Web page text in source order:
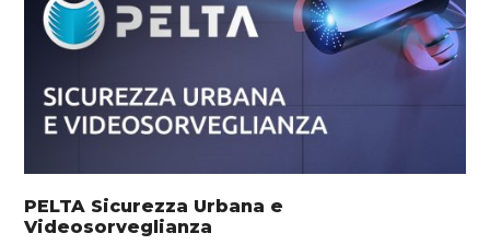
PELTA Sicurezza Urbana e
Videosorveglianza